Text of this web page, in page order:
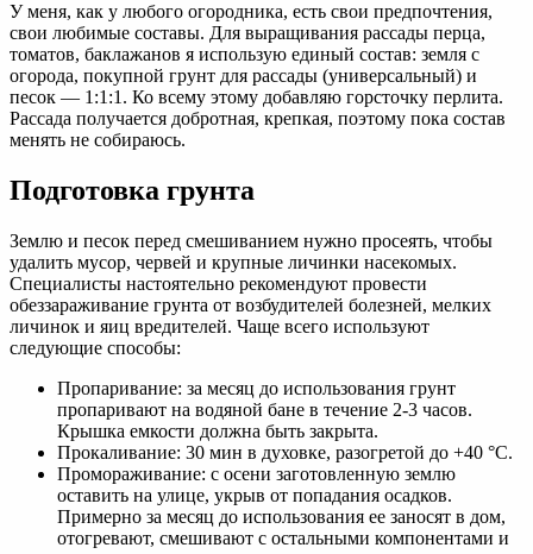
У меня, как у любого огородника, есть свои предпочтения,
свои любимые составы. Для выращивания рассады перца,
томатов, баклажанов я использую единый состав: земля с
огорода, покупной грунт для рассады (универсальный) и
песок — 1:1:1. Ко всему этому добавляю горсточку перлита.
Рассада получается добротная, крепкая, поэтому пока состав
менять не собираюсь.
Подготовка грунта
Землю и песок перед смешиванием нужно просеять, чтобы
удалить мусор, червей и крупные личинки насекомых.
Специалисты настоятельно рекомендуют провести
обеззараживание грунта от возбудителей болезней, мелких
личинок и яиц вредителей. Чаще всего используют
следующие способы:
Пропаривание: за месяц до использования грунт
пропаривают на водяной бане в течение 2-3 часов.
Крышка емкости должна быть закрыта.
Прокаливание: 30 мин в духовке, разогретой до +40 °С.
Промораживание: с осени заготовленную землю
оставить на улице, укрыв от попадания осадков.
Примерно за месяц до использования ее заносят в дом,
отогревают, смешивают с остальными компонентами и